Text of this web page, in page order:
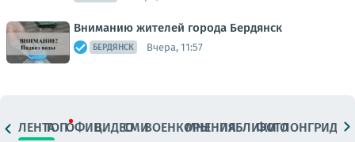
Вниманию жителей города Бердянск
БЕРДЯНСК Вчера, 11:57
ЛЕНТАТОПОФИЦ.ВИДЕОСМИВОЕНКОРЫМНЕНИЯПАБЛИКИ
ФОТОЛОНГРИДЫ